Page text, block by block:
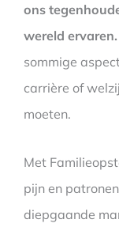
ons
wereld ervaren.
sommige
carrière of
moeten.
Met
pijn en
diepgaande